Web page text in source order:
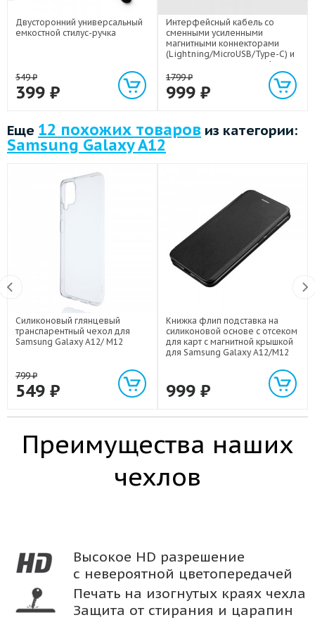
Двусторонний универсальный
емкостной стилус-ручка
549₽
399 ₽
Интерфейсный кабель со
сменными усиленными
магнитными коннекторами
(Lightning/MicroUSB/Type-C) и
световым индикатором 1м
1799₽
999 ₽
Еще 12 похожих товаров из категории:
Samsung Galaxy A12
Силиконовый глянцевый
транспарентный чехол для
Samsung Galaxy A12/ M12
799₽
549 ₽
Книжка флип подставка на
силиконовой основе с отсеком
для карт с магнитной крышкой
для Samsung Galaxy A12/M12
999 ₽
Преимущества наших
чехлов
Высокое HD разрешение
с невероятной цветопередачей
Печать на изогнутых краях чехла
Защита от стирания и царапин